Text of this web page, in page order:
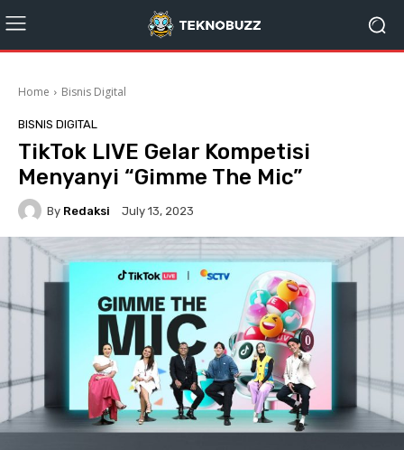
Home Bisnis Digital
BISNIS DIGITAL
TikTok LIVE Gelar Kompetisi
Menyanyi “Gimme The Mic”
By Redaksi July 13, 2023